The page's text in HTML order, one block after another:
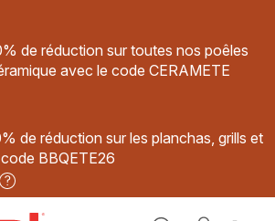
de réduction sur toutes nos poêles
avec le code CERAMETE
de réduction sur les planchas, grills et
BBQETE26